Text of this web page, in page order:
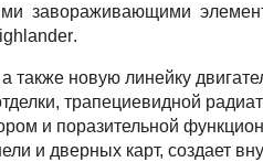
завораживающими
.
новую линейку
трапециевидной
и поразительной
и дверных карт, создает